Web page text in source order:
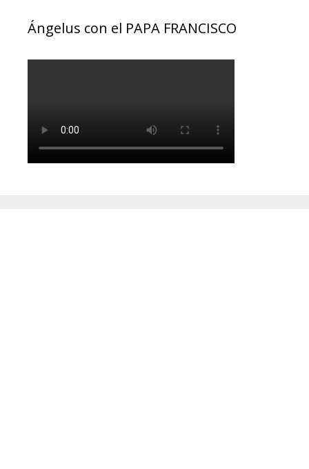
Ángelus con el PAPA FRANCISCO